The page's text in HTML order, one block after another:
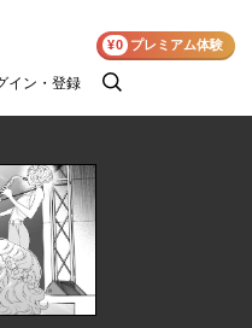
イン・登録
検
¥0 プレミアム体験